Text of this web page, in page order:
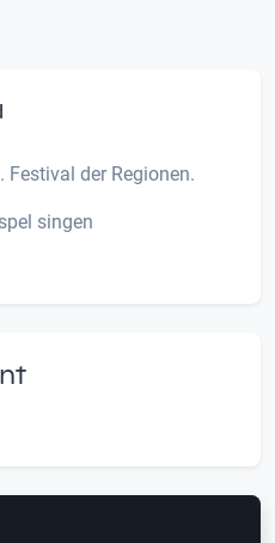
Festival der Regionen.
singen